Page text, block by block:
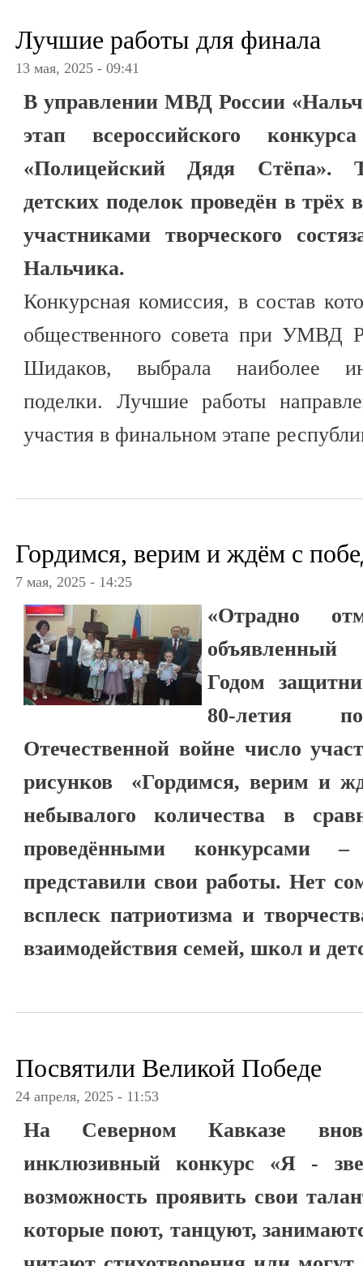
Лучшие работы для финала
13 мая, 2025 - 09:41
В управлении МВД России
этап всероссийского
«Полицейский Дядя Стёпа».
детских поделок проведён в трёх
участниками творческого
Нальчика.
Конкурсная комиссия, в состав
общественного совета при УМВД
Шидаков, выбрала наиболее
поделки. Лучшие работы
участия в финальном этапе
Гордимся, верим и ждём с
7 мая, 2025 - 14:25
«Отрадно
Годом
80-летия
Отечественной войне число
рисунков «Гордимся, верим и
небывалого количества в
проведёнными конкурсами
представили свои работы. Нет
всплеск патриотизма и
взаимодействия семей, школ и
Посвятили Великой Победе
24 апреля, 2025 - 11:53
На Северном Кавказе
инклюзивный конкурс «Я -
возможность проявить свои
которые поют, танцуют,